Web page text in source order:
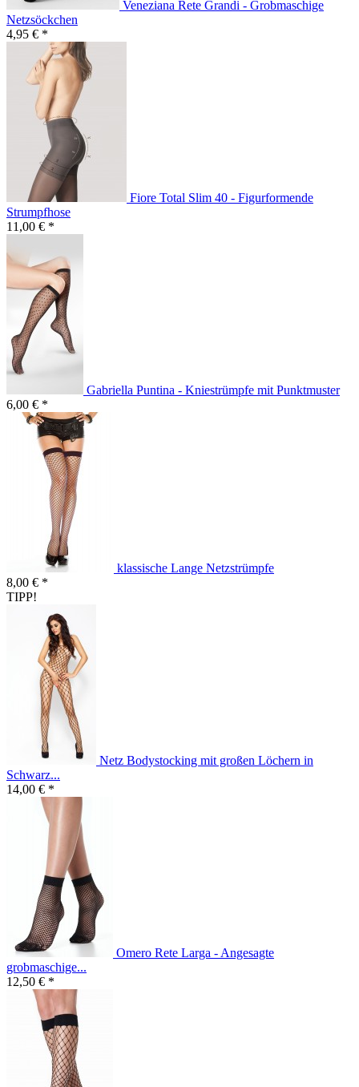
Veneziana Rete Grandi - Grobmaschige
Netzsöckchen
4,95 € *
Fiore Total Slim 40 - Figurformende
Strumpfhose
11,00 € *
Gabriella Puntina - Kniestrümpfe mit Punktmuster
6,00 € *
klassische Lange Netzstrümpfe
8,00 € *
TIPP!
Netz Bodystocking mit großen Löchern in
Schwarz...
14,00 € *
Omero Rete Larga - Angesagte
grobmaschige...
12,50 € *